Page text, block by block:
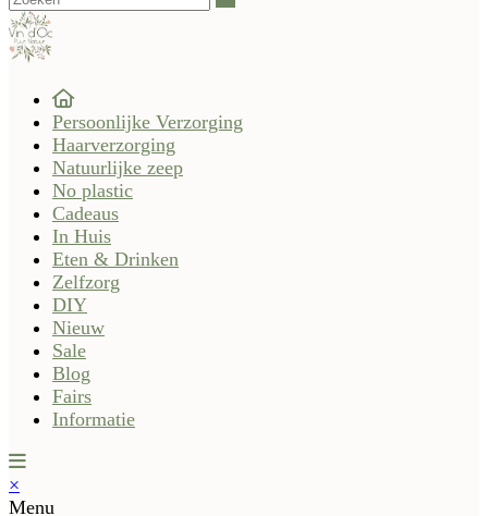
Persoonlijke Verzorging
Haarverzorging
Natuurlijke zeep
No plastic
Cadeaus
In Huis
Eten & Drinken
Zelfzorg
DIY
Nieuw
Sale
Blog
Fairs
Informatie
×
Menu